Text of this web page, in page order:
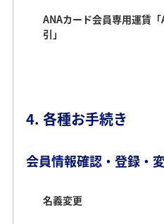
ANAカード会員専用運賃
引」
4. 各種お手続き
会員情報確認・登録・
名義変更